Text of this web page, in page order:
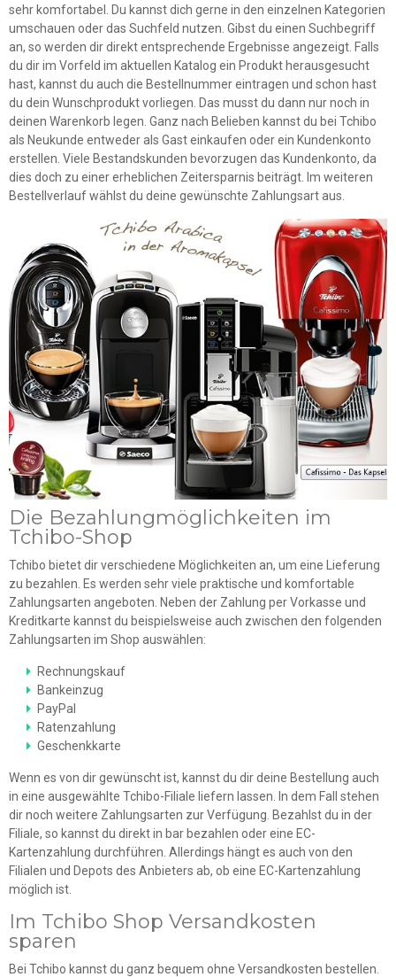
sehr komfortabel. Du kannst dich gerne in den einzelnen Kategorien
umschauen oder das Suchfeld nutzen. Gibst du einen Suchbegriff
an, so werden dir direkt entsprechende Ergebnisse angezeigt. Falls
du dir im Vorfeld im aktuellen Katalog ein Produkt herausgesucht
hast, kannst du auch die Bestellnummer eintragen und schon hast
du dein Wunschprodukt vorliegen. Das musst du dann nur noch in
deinen Warenkorb legen. Ganz nach Belieben kannst du bei Tchibo
als Neukunde entweder als Gast einkaufen oder ein Kundenkonto
erstellen. Viele Bestandskunden bevorzugen das Kundenkonto, da
dies doch zu einer erheblichen Zeitersparnis beiträgt. Im weiteren
Bestellverlauf wählst du deine gewünschte Zahlungsart aus.
Die Bezahlungmöglichkeiten im
Tchibo-Shop
Tchibo bietet dir verschiedene Möglichkeiten an, um eine Lieferung
zu bezahlen. Es werden sehr viele praktische und komfortable
Zahlungsarten angeboten. Neben der Zahlung per Vorkasse und
Kreditkarte kannst du beispielsweise auch zwischen den folgenden
Zahlungsarten im Shop auswählen:
Rechnungskauf
Bankeinzug
PayPal
Ratenzahlung
Geschenkkarte
Wenn es von dir gewünscht ist, kannst du dir deine Bestellung auch
in eine ausgewählte Tchibo-Filiale liefern lassen. In dem Fall stehen
dir noch weitere Zahlungsarten zur Verfügung. Bezahlst du in der
Filiale, so kannst du direkt in bar bezahlen oder eine EC-
Kartenzahlung durchführen. Allerdings hängt es auch von den
Filialen und Depots des Anbieters ab, ob eine EC-Kartenzahlung
möglich ist.
Im Tchibo Shop Versandkosten
sparen
Bei Tchibo kannst du ganz bequem ohne Versandkosten bestellen.